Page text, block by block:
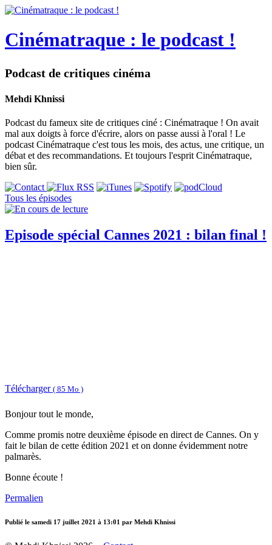
Cinématraque : le podcast !
Podcast de critiques cinéma
Mehdi Khnissi
Podcast du fameux site de critiques ciné : Cinématraque ! On avait
mal aux doigts à force d'écrire, alors on passe aussi à l'oral ! Le
podcast Cinématraque c'est tous les mois, des actus, une critique, un
débat et des recommandations. Et toujours l'esprit Cinématraque,
bien sûr.
Tous les épisodes
Episode spécial Cannes 2021 : bilan final !
Télécharger ( 85 Mo )
Bonjour tout le monde,
Comme promis notre deuxième épisode en direct de Cannes. On y
fait le bilan de cette édition 2021 et on donne évidemment notre
palmarès.
Bonne écoute !
Permalien
Publié le samedi 17 juillet 2021 à 13:01 par Mehdi Khnissi